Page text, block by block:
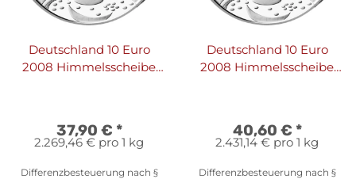
Deutschland 10 Euro
2008 Himmelsscheibe
37,90 € *
2.269,46 € pro 1 kg
Differenzbesteuerung nach §
Deutschland 10 Euro
2008 Himmelsscheibe
40,60 € *
2.431,14 € pro 1 kg
Differenzbesteuerung nach §